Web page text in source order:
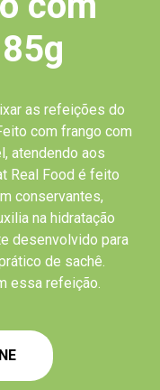
as refeições do
com frango com
atendendo aos
Real Food é feito
conservantes,
na hidratação
desenvolvido para
de sachê.
essa refeição.